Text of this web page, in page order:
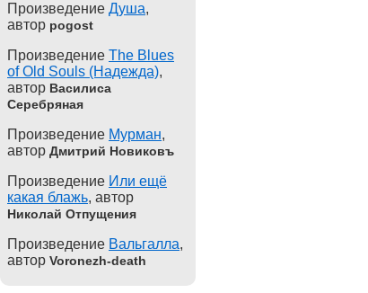
Произведение Душа,
автор pogost
Произведение The Blues
of Old Souls (Надежда),
автор Василиса
Серебряная
Произведение Мурман,
автор Дмитрий Новиковъ
Произведение Или ещё
какая блажь, автор
Николай Отпущения
Произведение Вальгалла,
автор Voronezh-death